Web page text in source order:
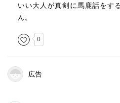
いい大人が真剣に馬鹿話をす
ん。
0
広告